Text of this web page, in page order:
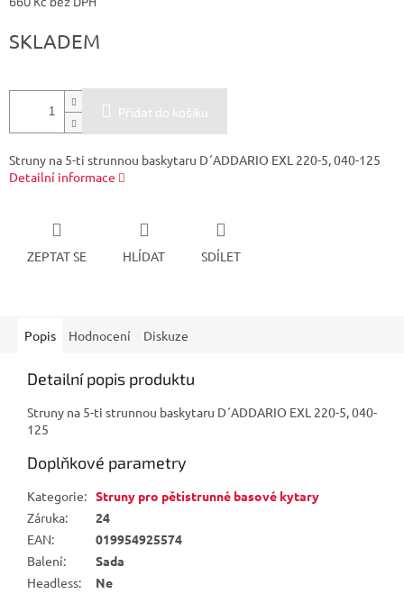
cena:
SKLADEM
Přidat do košíku
Struny na 5-ti strunnou baskytaru D´ADDARIO EXL 220-5, 040-125
Detailní informace
ZEPTAT SE HLÍDAT SDÍLET
Popis Hodnocení Diskuze
Detailní popis produktu
Struny na 5-ti strunnou baskytaru D´ADDARIO EXL 220-5, 040-
125
Doplňkové parametry
Kategorie: Struny pro pětistrunné basové kytary
Záruka:
24
EAN:
019954925574
Balení:
Sada
Headless:
Ne